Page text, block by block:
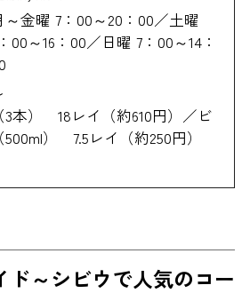
～金曜 7：00～20：00／土曜
00～16：00／日曜 7：00～14：
3本） 18レイ（約610円）／ビ
） 7.5レイ（約250円）
ド～シビウで人気のコー